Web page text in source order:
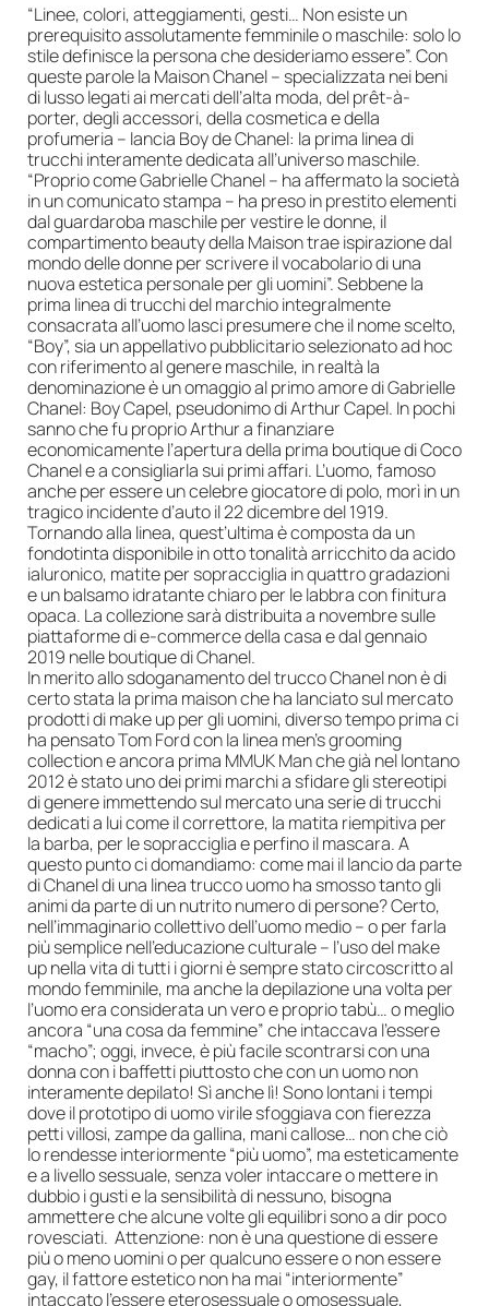
“Linee, colori, atteggiamenti, gesti… Non esiste un
prerequisito assolutamente femminile o maschile: solo lo
stile definisce la persona che desideriamo essere”. Con
queste parole la Maison Chanel – specializzata nei beni
di lusso legati ai mercati dell’alta moda, del prêt-à-
porter, degli accessori, della cosmetica e della
profumeria – lancia Boy de Chanel: la prima linea di
trucchi interamente dedicata all’universo maschile.
“Proprio come Gabrielle Chanel – ha affermato la società
in un comunicato stampa – ha preso in prestito elementi
dal guardaroba maschile per vestire le donne, il
compartimento beauty della Maison trae ispirazione dal
mondo delle donne per scrivere il vocabolario di una
nuova estetica personale per gli uomini”. Sebbene la
prima linea di trucchi del marchio integralmente
consacrata all’uomo lasci presumere che il nome scelto,
“Boy”, sia un appellativo pubblicitario selezionato ad hoc
con riferimento al genere maschile, in realtà la
denominazione è un omaggio al primo amore di Gabrielle
Chanel: Boy Capel, pseudonimo di Arthur Capel. In pochi
sanno che fu proprio Arthur a finanziare
economicamente l’apertura della prima boutique di Coco
Chanel e a consigliarla sui primi affari. L’uomo, famoso
anche per essere un celebre giocatore di polo, morì in un
tragico incidente d’auto il 22 dicembre del 1919.
Tornando alla linea, quest’ultima è composta da un
fondotinta disponibile in otto tonalità arricchito da acido
ialuronico, matite per sopracciglia in quattro gradazioni
e un balsamo idratante chiaro per le labbra con finitura
opaca. La collezione sarà distribuita a novembre sulle
piattaforme di e-commerce della casa e dal gennaio
2019 nelle boutique di Chanel.
In merito allo sdoganamento del trucco Chanel non è di
certo stata la prima maison che ha lanciato sul mercato
prodotti di make up per gli uomini, diverso tempo prima ci
ha pensato Tom Ford con la linea men’s grooming
collection e ancora prima MMUK Man che già nel lontano
2012 è stato uno dei primi marchi a sfidare gli stereotipi
di genere immettendo sul mercato una serie di trucchi
dedicati a lui come il correttore, la matita riempitiva per
la barba, per le sopracciglia e perfino il mascara. A
questo punto ci domandiamo: come mai il lancio da parte
di Chanel di una linea trucco uomo ha smosso tanto gli
animi da parte di un nutrito numero di persone? Certo,
nell’immaginario collettivo dell’uomo medio – o per farla
più semplice nell’educazione culturale – l’uso del make
up nella vita di tutti i giorni è sempre stato circoscritto al
mondo femminile, ma anche la depilazione una volta per
l’uomo era considerata un vero e proprio tabù… o meglio
ancora “una cosa da femmine” che intaccava l’essere
“macho”; oggi, invece, è più facile scontrarsi con una
donna con i baffetti piuttosto che con un uomo non
interamente depilato! Sì anche lì! Sono lontani i tempi
dove il prototipo di uomo virile sfoggiava con fierezza
petti villosi, zampe da gallina, mani callose… non che ciò
lo rendesse interiormente “più uomo”, ma esteticamente
e a livello sessuale, senza voler intaccare o mettere in
dubbio i gusti e la sensibilità di nessuno, bisogna
ammettere che alcune volte gli equilibri sono a dir poco
rovesciati. Attenzione: non è una questione di essere
più o meno uomini o per qualcuno essere o non essere
gay, il fattore estetico non ha mai “interiormente”
intaccato l’essere eterosessuale o omosessuale,